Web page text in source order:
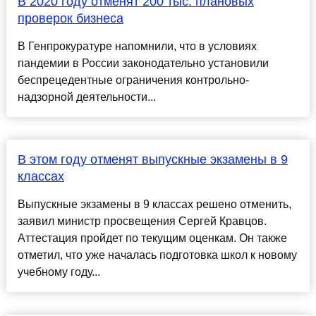
проверок бизнеса
В Генпрокуратуре напомнили, что в условиях
пандемии в России законодательно установили
беспрецедентные ограничения контрольно-
надзорной деятельности...
В этом году отменят выпускные экзамены в 9
классах
Выпускные экзамены в 9 классах решено отменить,
заявил министр просвещения Сергей Кравцов.
Аттестация пройдет по текущим оценкам. Он также
отметил, что уже началась подготовка школ к новому
учебному году...